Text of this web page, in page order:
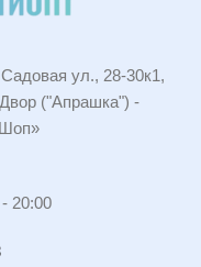
ул., 28-30к1,
("Апрашка") -
20:00